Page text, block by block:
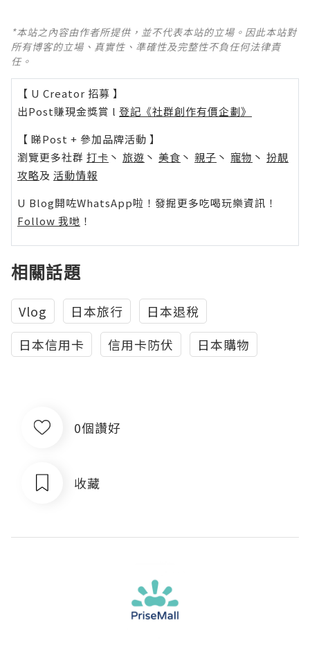
*本站之內容由作者所提供，並不代表本站的立場。因此本站對
所有博客的立場、真實性、準確性及完整性不負任何法律責
任。
【 U Creator 招募 】
出Post賺現金獎賞 l 登記《社群創作有價企劃》
【 睇Post + 參加品牌活動 】
瀏覽更多社群 打卡 丶 旅遊 丶 美食 丶 親子 丶 寵物 丶 扮靚
攻略及 活動情報
U Blog開咗WhatsApp啦！發掘更多吃喝玩樂資訊！
Follow 我哋 ！
相關話題
Vlog 日本旅行
日本退稅
日本信用卡
信用卡防伏 日本購物
0個讚好
收藏